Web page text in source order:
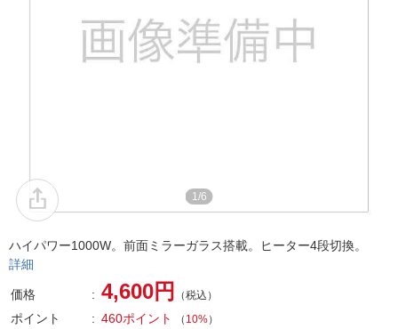
1/6
ハイパワー1000W。前面ミラーガラス搭載。ヒーター4段切換。
詳細
価格 4,600円 （税込）
ポイント 460ポイント （ 10%）